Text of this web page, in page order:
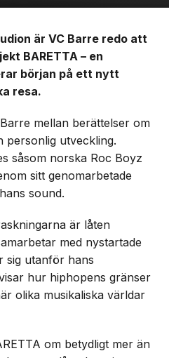
är VC Barre redo att
BARETTA – en
början på ett nytt
resa.
mellan berättelser om
personlig utveckling.
såsom norska Roc Boyz
sitt genomarbetade
sound.
är låten
med nystartade
sig utanför hans
hur hiphopens gränser
olika musikaliska världar
om betydligt mer än